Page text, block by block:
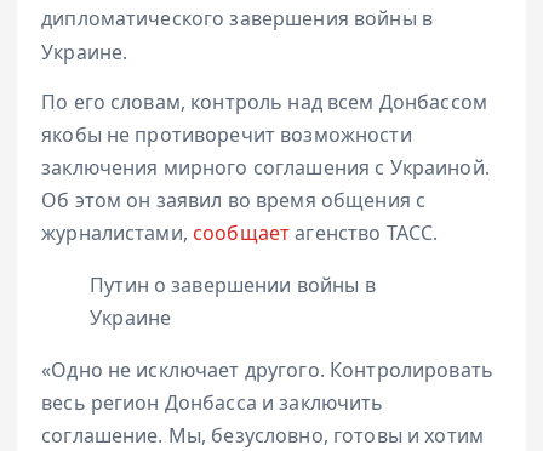
дипломатического завершения войны в
Украине.
По его словам, контроль над всем Донбассом
якобы не противоречит возможности
заключения мирного соглашения с Украиной.
Об этом он заявил во время общения с
журналистами, сообщаетагенство ТАСС.
Путин о завершении войны в
Украине
«Одно не исключает другого. Контролировать
весь регион Донбасса и заключить
соглашение. Мы, безусловно, готовы и хотим